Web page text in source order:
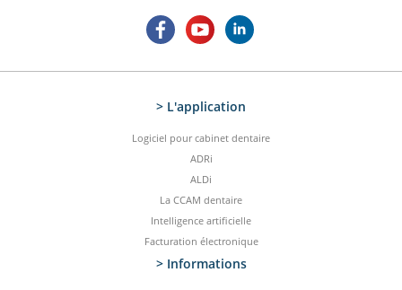
> L'application
Logiciel pour cabinet dentaire
ADRi
ALDi
La CCAM dentaire
Intelligence artificielle
Facturation électronique
> Informations